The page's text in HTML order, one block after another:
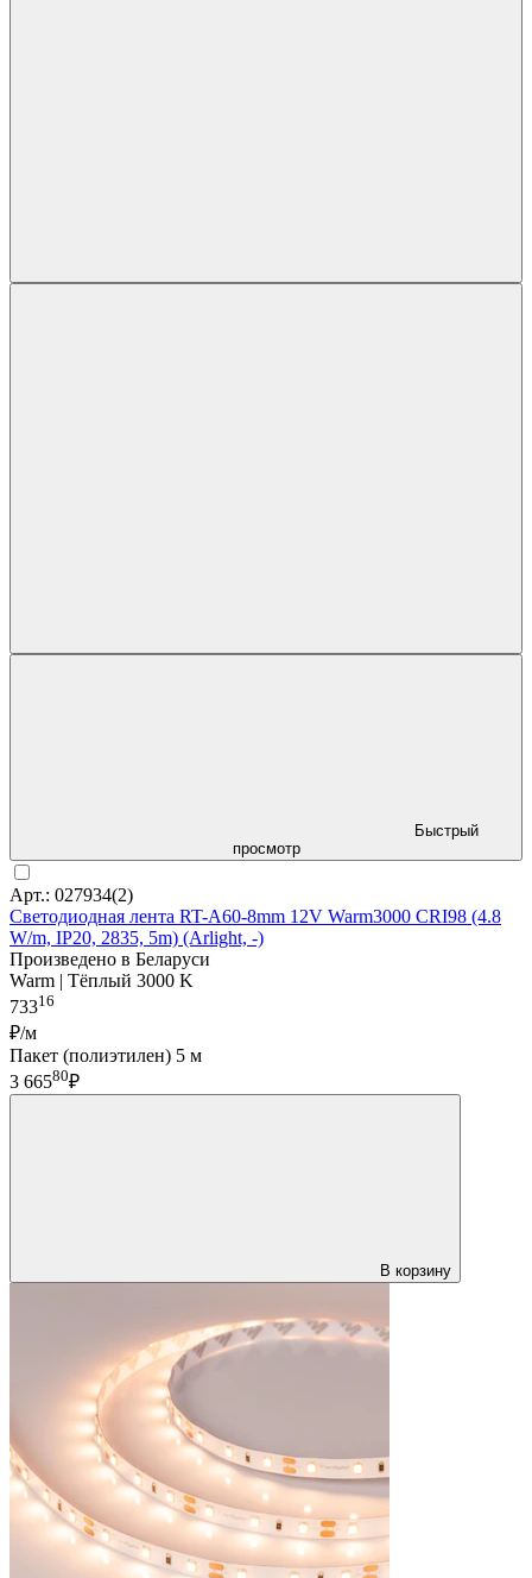
Быстрый
просмотр
Арт.: 027934(2)
Светодиодная лента RT-A60-8mm 12V Warm3000 CRI98 (4.8
W/m, IP20, 2835, 5m) (Arlight, -)
Произведено в Беларуси
Warm | Тёплый 3000 K
73316
₽/м
Пакет (полиэтилен) 5 м
3 66580₽
В корзину